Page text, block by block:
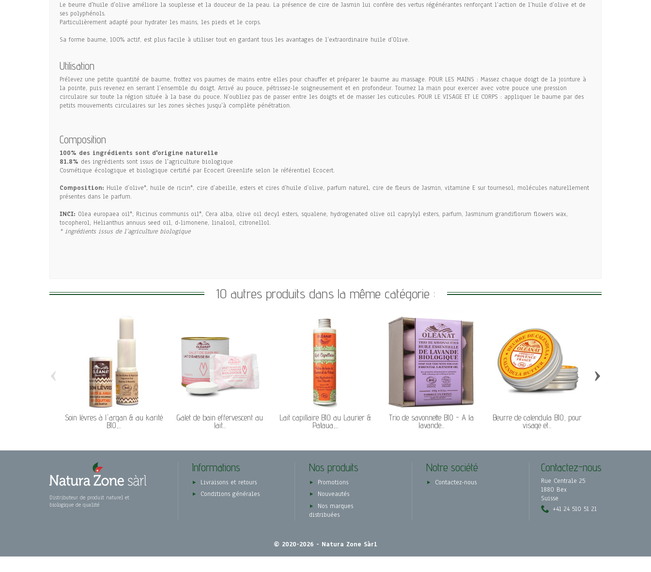
Le beurre d'huile d'olive améliore la souplesse et la douceur de la peau. La présence de cire de Jasmin lui confère des vertus régénérantes renforçant l’action de l’huile d’olive et de
ses polyphénols.
Particulièrement adapté pour hydrater les mains, les pieds et le corps.
Sa forme baume, 100% actif, est plus facile à utiliser tout en gardant tous les avantages de l’extraordinaire huile d’Olive.
Utilisation
Prélevez une petite quantité de baume, frottez vos paumes de mains entre elles pour chauffer et préparer le baume au massage. POUR LES MAINS : Massez chaque doigt de la jointure à
la pointe, puis revenez en serrant l’ensemble du doigt. Arrivé au pouce, pétrissez-le soigneusement et en profondeur. Tournez la main pour exercer avec votre pouce une pression
circulaire sur toute la région située à la base du pouce. N’oubliez pas de passer entre les doigts et de masser les cuticules. POUR LE VISAGE ET LE CORPS : appliquer le baume par des
petits mouvements circulaires sur les zones sèches jusqu’à complète pénétration.
Composition
100% des ingrédients sont d'origine naturelle
81.8% des ingrédients sont issus de l'agriculture biologique
Cosmétique écologique et biologique certifié par Ecocert Greenlife selon le référentiel Ecocert.
Composition: Huile d’olive*, huile de ricin*, cire d’abeille, esters et cires d’huile d’olive, parfum naturel, cire de fleurs de Jasmin, vitamine E sur tournesol, molécules naturellement
présentes dans le parfum.
INCI: Olea europaea oil*, Ricinus communis oil*, Cera alba, olive oil decyl esters, squalene, hydrogenated olive oil caprylyl esters, parfum, Jasminum grandiflorum flowers wax,
tocopherol, Helianthus annuus seed oil, d-limonene, linalool, citronellol.
* ingrédients issus de l’agriculture biologique
10 autres produits dans la même catégorie :
Soin lèvres à l'argan & au karité
BIO,...
Galet de bain effervescent au
lait...
Lait capillaire BIO au Laurier &
Pataua,...
Trio de savonnette BIO - À la
lavande...
Beurre de calendula BIO, pour
visage et...
‹ ›
Distributeur de produit naturel et
biologique de qualité
Informations
Livraisons et retours
Conditions générales
Nos produits
Promotions
Nouveautés
Nos marques
distribuées
Notre société
Contactez-nous
Contactez-nous
Rue Centrale 25
1880 Bex
Suisse
+41 24 510 51 21
© 2020-2026 - Natura Zone Sàrl